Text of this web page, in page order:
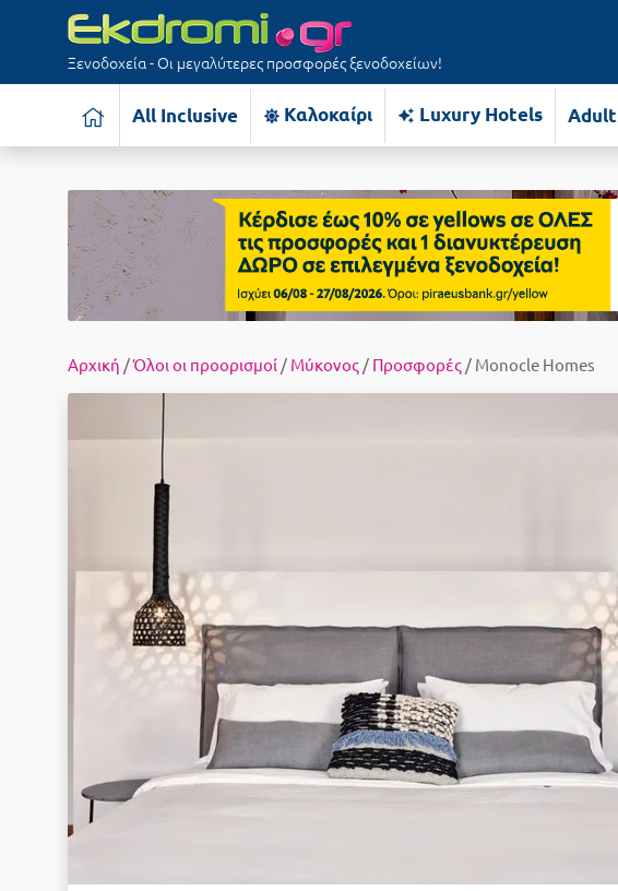
Ξενοδοχεία - Οι μεγαλύτερες προσφορές ξενοδοχείων!
All Inclusive Καλοκαίρι Luxury Hotels
Αρχική /Όλοι οι προορισμοί / Μύκονος / Προσφορές / Monocle Homes